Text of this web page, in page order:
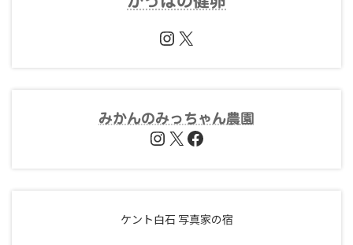
Instagram
X
みかんのみっちゃん農園
Instagram
X Facebook
ケント白石 写真家の宿